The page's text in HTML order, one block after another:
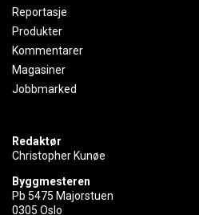
Reportasje
Produkter
Kommentarer
Magasiner
Jobbmarked
Redaktør
Christopher Kunøe
Byggmesteren
Pb 5475 Majorstuen
0305 Oslo